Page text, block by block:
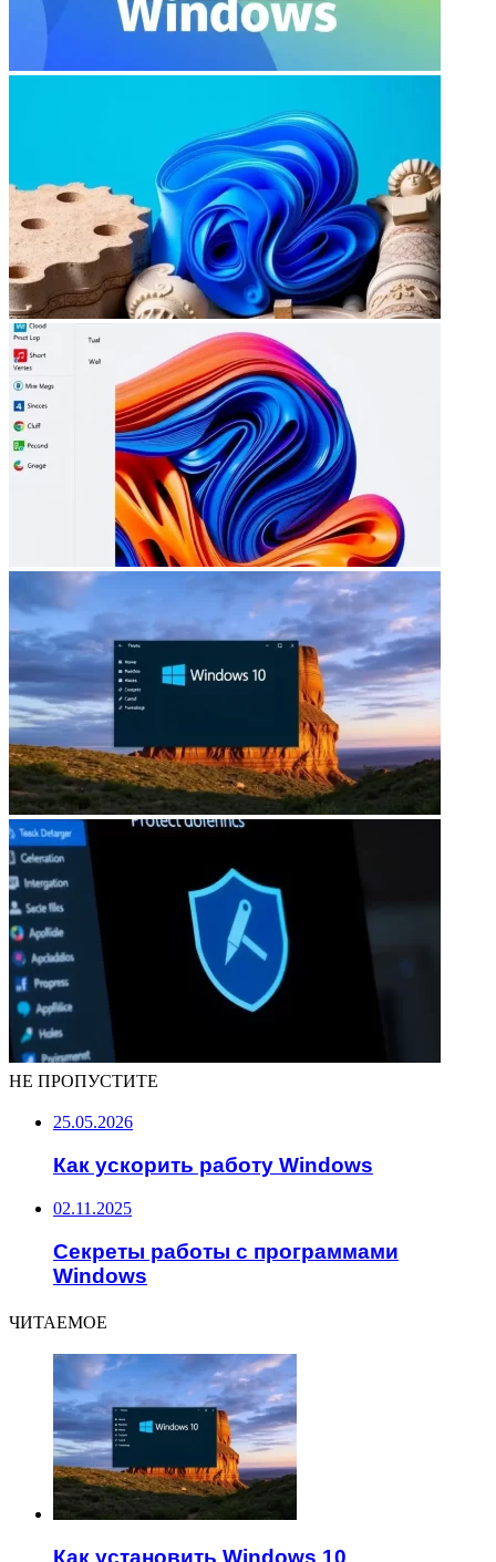
НЕ ПРОПУСТИТЕ
25.05.2026
Как ускорить работу Windows
02.11.2025
Секреты работы с программами
Windows
ЧИТАЕМОЕ
Как установить Windows 10